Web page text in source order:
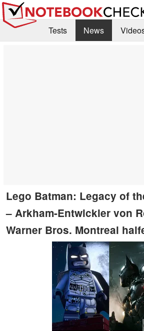
Tests News
Lego Batman: Legacy of
– Arkham-Entwickler von
Warner Bros. Montreal